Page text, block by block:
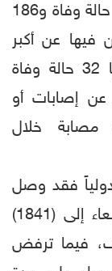
تعافي)، تليها تعز (298 حالة، منها 80 حالة وفاة و186
فيها عن أكبر
ثالث رقم للإصابات (270 حالة، منها 32 حالة وفاة
عن إصابات أو
مصابة خلال
دولياً فقد وصل
عدد الحالات المؤكدة حتى مساء الأربعاء إلى (1841)
حالة تعاف، فيما ترفض